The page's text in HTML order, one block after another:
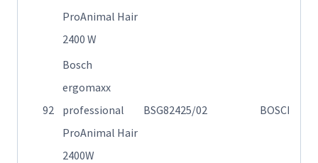
ProAnimal Hair
2400 W
92
Bosch
ergomaxx
professional
ProAnimal Hair
2400W
BSG82425/02 BOSCH